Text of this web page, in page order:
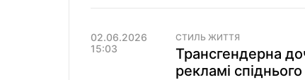
02.06.2026
15:03
СТИЛЬ ЖИТТЯ
Трансгендерна
рекламі